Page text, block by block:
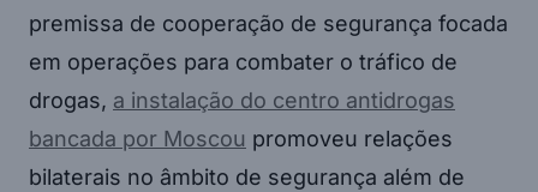
premissa de cooperação de segurança focada
em operações para combater o tráfico de
drogas, a instalação do centro antidrogas
bancada por Moscou promoveu relações
bilaterais no âmbito de segurança além de